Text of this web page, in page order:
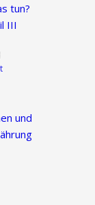
tun?
III
und